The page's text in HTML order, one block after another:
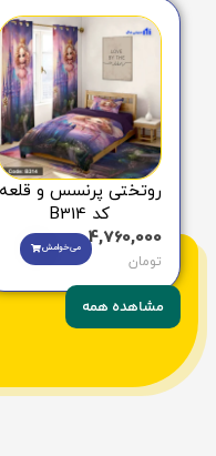
روتختی پرنسس و قلعه
کد B314
4,760,000
تومان
می‌خوامش
مشاهده همه